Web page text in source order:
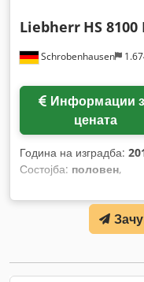
Schrobenhausen
Liebherr HS 8100
цената
Година на изградба:
Состојба: половен,